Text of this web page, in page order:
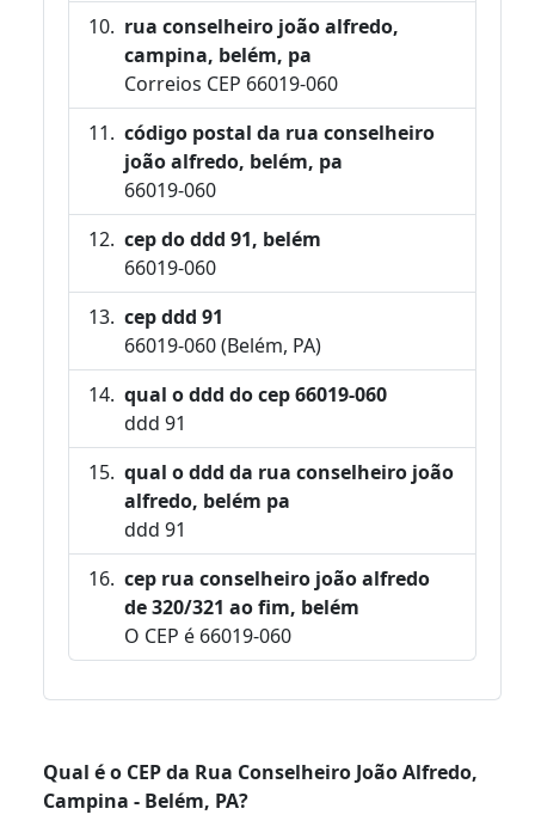
rua conselheiro joão alfredo,
campina, belém, pa
Correios CEP 66019-060
código postal da rua conselheiro
joão alfredo, belém, pa
66019-060
cep do ddd 91, belém
66019-060
cep ddd 91
66019-060 (Belém, PA)
qual o ddd do cep 66019-060
ddd 91
qual o ddd da rua conselheiro joão
alfredo, belém pa
ddd 91
cep rua conselheiro joão alfredo
de 320/321 ao fim, belém
O CEP é 66019-060
Qual é o CEP da Rua Conselheiro João Alfredo,
Campina - Belém, PA?